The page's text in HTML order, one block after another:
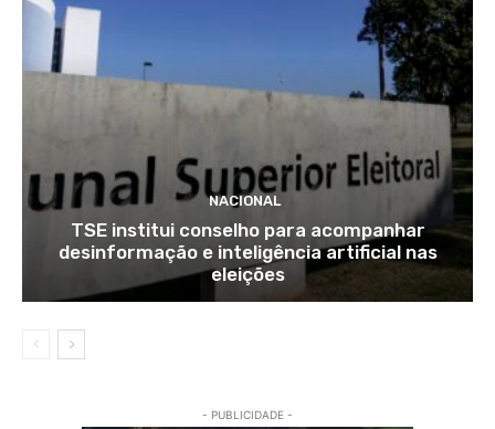
NACIONAL
TSE institui conselho para acompanhar
desinformação e inteligência artificial nas
eleições
- PUBLICIDADE -